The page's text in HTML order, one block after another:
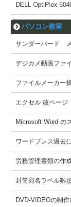
DELL OptiPlex
パソコン教室
サンダーバード
デジカメ動画ファ
ファイルメーカー
エクセル 改ペー
Microsoft Word の
ワードブレス過去
労務管理書類の作
封筒宛名ラベル雛
DVD-VIDEOの制